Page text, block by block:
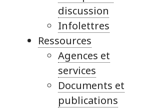
discussion
Infolettres
Ressources
Agences et
services
Documents et
publications